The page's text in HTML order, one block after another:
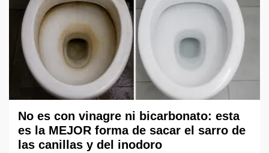
No es con vinagre ni bicarbonato: esta
es la MEJOR forma de sacar el sarro de
las canillas y del inodoro